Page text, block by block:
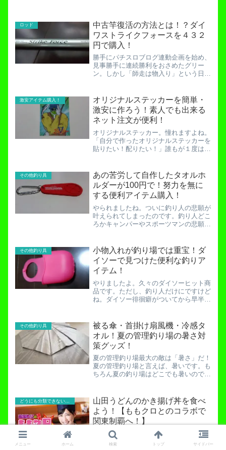
ロッド
中古竿復活の方法とは！？ダイ
ワストライクフォースを４３２
円で購入！
勝手にパチスロブログ連動企画を始め、
見事勝手に連続勝利をおさめたグリー
ン。しかし「師走は物入り」という日本
戦連勝の末に・・・【神から与えられた
試練】そんなうっぷんを晴ら...
激安アイテム購入！
オリジナルステッカーを簡単・
激安に作ろう！素人でも出来る
ネット注文が便利！
オリジナルステッカー。憧れますよね。
「自分で作ったオリジナルステッカーを
貼りたい！配りたい！」誰もが１度は憧
テッカーを作るには大きな壁があるので
す。今回はその壁を取っ払...
その他釣り具
あの苦労して自作したタオルホ
ルダーが100円で！努力を無に
する便利アイテム購入！
やられましたね。ついに釣り人の悲願が
叶えられてしまったのです。釣り人どこ
ろかキャンパーやスポーツマンの悲願ま
ＦＣ（ダイワヤングフィッシングクラ
ブ）からの景品で貰ったタオ...
その他釣り具
小物入れが釣り場では重宝！ダ
イソーで見つけた便利な釣りア
イテム！
やりましたよ。久々のダイソーヒット商
品です。ただし、釣り人だけにですけど
ね。ダイソー徘徊癖がついてから早半
は、まあまあ当たり商品だと思います。
ご紹介しましょう。これです！...
その他釣り具
被る傘・首掛け扇風機・冷感タ
オル！夏の管理釣り場の暑さ対
策グッズ！
夏の管理釣り場最大の敵は「暑さ」だ！
夏の管理釣り場と言えば、暑いです。も
ちろん夏の釣り場はどこでも暑いのです
釣り場は風が無い！管理釣り場の多くは
「山」にあります。山と言...
山田うどんのかき揚げ丼を食べ
よう！【ももクロとのコラボで
関東制覇へ！】
さて、埼玉県民のソウルフードとして名
高い「山田うどん」についての話です
メニュー ホーム 検索 トップ サイドバー